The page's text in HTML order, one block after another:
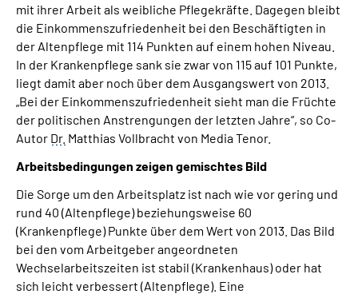
mit ihrer Arbeit als weibliche Pflegekräfte. Dagegen bleibt
die Einkommenszufriedenheit bei den Beschäftigten in
der Altenpflege mit 114 Punkten auf einem hohen Niveau.
In der Krankenpflege sank sie zwar von 115 auf 101 Punkte,
liegt damit aber noch über dem Ausgangswert von 2013.
„Bei der Einkommenszufriedenheit sieht man die Früchte
der politischen Anstrengungen der letzten Jahre“, so Co-
Autor Dr. Matthias Vollbracht von Media Tenor.
Arbeitsbedingungen zeigen gemischtes Bild
Die Sorge um den Arbeitsplatz ist nach wie vor gering und
rund 40 (Altenpflege) beziehungsweise 60
(Krankenpflege) Punkte über dem Wert von 2013. Das Bild
bei den vom Arbeitgeber angeordneten
Wechselarbeitszeiten ist stabil (Krankenhaus) oder hat
sich leicht verbessert (Altenpflege). Eine